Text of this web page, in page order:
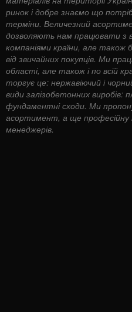
ринок і добре знаємо що
терміни. Величезний
дозволяють нам працювати з
компаніями країни, але також
від звичайних покупців. Ми
області, але також і по всій
торгує це: нержавіючий і
види залізобетонних виробів:
фундаментні сходи. Ми
асортимент, а ще професійну
менеджерів.